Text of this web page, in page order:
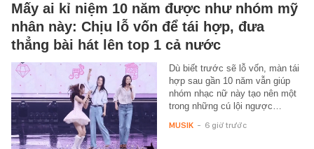
Mấy ai kỉ niệm 10 năm được như nhóm mỹ
nhân này: Chịu lỗ vốn để tái hợp, đưa
thẳng bài hát lên top 1 cả nước
Dù biết trước sẽ lỗ vốn, màn tái
hợp sau gần 10 năm vẫn giúp
nhóm nhạc nữ này tạo nên một
trong những cú lội ngược…
MUSIK - 6 giờ trước